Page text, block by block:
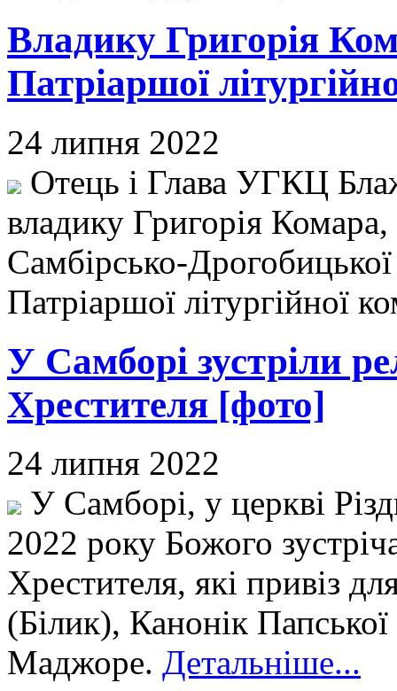
Владику Григорія
Патріаршої
24 липня 2022
Отець і Глава УГКЦ
владику Григорія
Самбірсько-
Патріаршої літургійної
У Самборі зустріли
Хрестителя [фото]
24 липня 2022
У Самборі, у церкві
2022 року Божого
Хрестителя, які привіз
(Білик), Канонік
Маджоре. Детальніше...